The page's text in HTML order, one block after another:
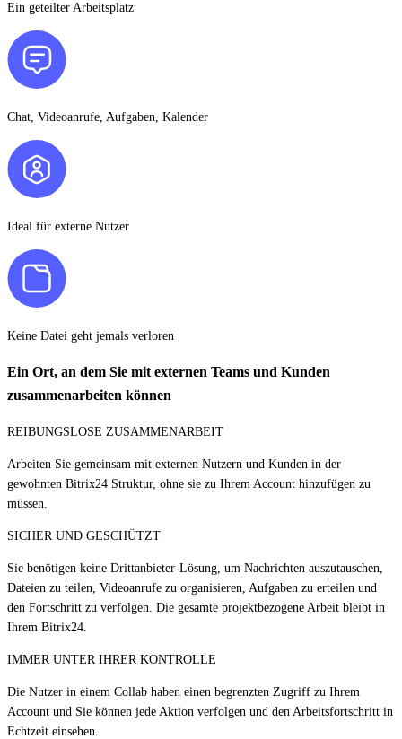
Ein geteilter Arbeitsplatz
Chat, Videoanrufe, Aufgaben, Kalender
Ideal für externe Nutzer
Keine Datei geht jemals verloren
Ein Ort, an dem Sie mit externen Teams und Kunden
zusammenarbeiten können
REIBUNGSLOSE ZUSAMMENARBEIT
Arbeiten Sie gemeinsam mit externen Nutzern und Kunden in der
gewohnten Bitrix24 Struktur, ohne sie zu Ihrem Account hinzufügen zu
müssen.
SICHER UND GESCHÜTZT
Sie benötigen keine Drittanbieter-Lösung, um Nachrichten auszutauschen,
Dateien zu teilen, Videoanrufe zu organisieren, Aufgaben zu erteilen und
den Fortschritt zu verfolgen. Die gesamte projektbezogene Arbeit bleibt in
Ihrem Bitrix24.
IMMER UNTER IHRER KONTROLLE
Die Nutzer in einem Collab haben einen begrenzten Zugriff zu Ihrem
Account und Sie können jede Aktion verfolgen und den Arbeitsfortschritt in
Echtzeit einsehen.